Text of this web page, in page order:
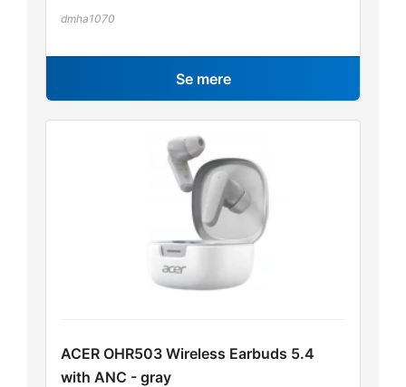
dmha1070
Se mere
ACER OHR503 Wireless Earbuds 5.4
with ANC - gray